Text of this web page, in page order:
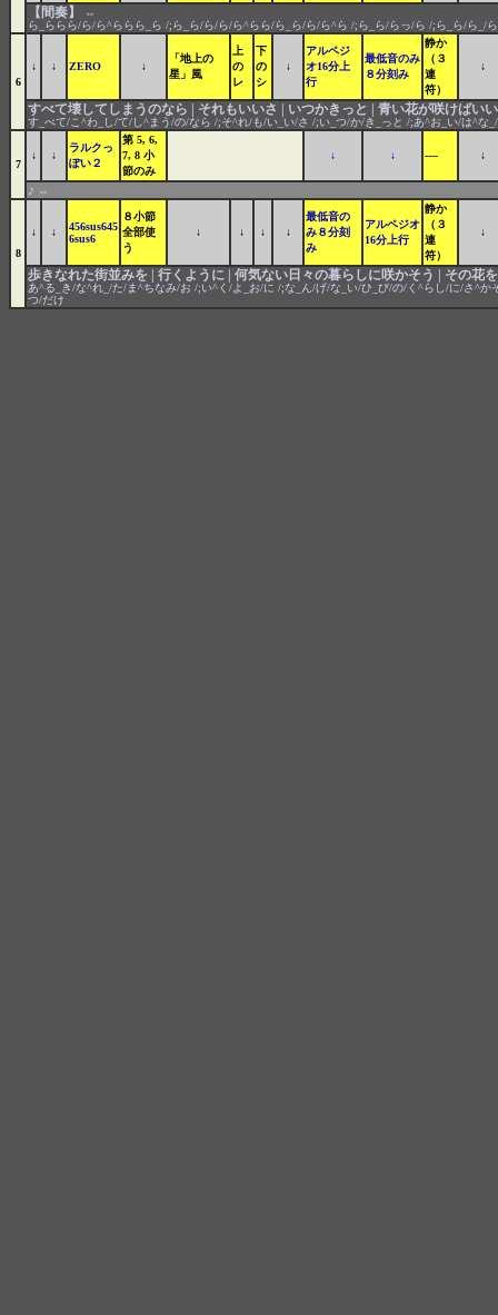
【間奏】
⇔
ら_ららら/ら/ら^ららら_ら /;ら_ら/ら/ら/ら^らら/ら_ら/ら/ら^ら /;ら_ら/らっ/ら /;ら_ら/ら_/
6
↓ ↓ ZERO ↓
「地上の
星」風
上
の
レ
下
の
シ
↓
アルペジ
オ16分上
行
最低音のみ
８分刻み
静か
（３
連
符）
↓
すべて壊してしまうのなら | それもいいさ | いつかきっと | 青い花が咲けばいい
す_べて/こ^わ_し/て/し^まう/の/なら /;そ^れ/も/い_い/さ /;い_つ/か/き_っと /;あ^お_い/は^な
7
↓ ↓
ラルクっ
ぽい２
第 5, 6,
7, 8 小
節のみ
↓ ↓ ---- ↓
♪ ⇔
8
↓ ↓
456sus645
6sus6
８小節
全部使
う
↓ ↓ ↓ ↓
最低音の
み８分刻
み
アルペジオ
16分上行
静か
（３
連
符）
↓
歩きなれた街並みを | 行くように | 何気ない日々の暮らしに咲かそう | その花
あ^る_き/な^れ_/た/ま^ちなみ/お /;い^く/よ_お/に /;な_ん/げ/な_い/ひ_び/の/く^らし/に/さ^か
つ/だけ